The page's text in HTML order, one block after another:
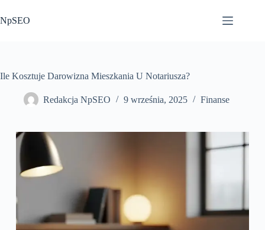
do
treści
NpSEO
Ile Kosztuje Darowizna Mieszkania U Notariusza?
Redakcja NpSEO 9 września, 2025 Finanse